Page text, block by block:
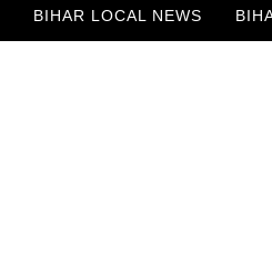
BIHAR LOCAL NEWS